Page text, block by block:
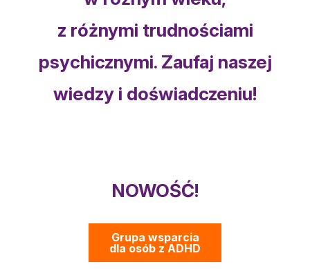
z różnymi trudnościami
psychicznymi. Zaufaj naszej
wiedzy i doświadczeniu!
NOWOŚĆ!
Grupa wsparcia
dla osób z ADHD